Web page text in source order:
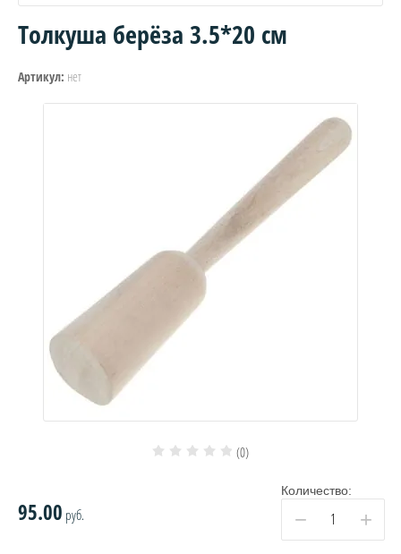
Толкуша берёза 3.5*20 см
Артикул: нет
(0)
95.00 руб.
Количество:
− +